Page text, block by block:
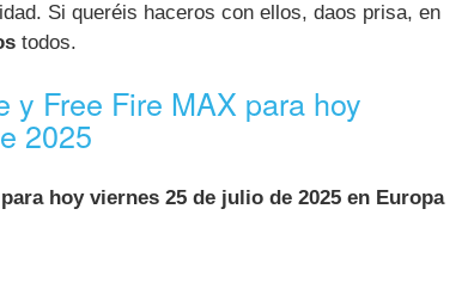
Si queréis haceros con ellos, daos prisa, en
todos.
y Free Fire MAX para hoy
2025
hoy viernes 25 de julio de 2025 en Europa